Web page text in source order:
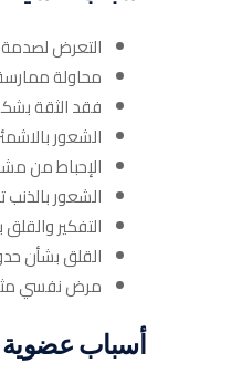
التعرض
محاولة
فقد الثقة
الشعور
الإحباط من
الشعور
التفكير
القلق بشأن
مرض نفسي
أسباب عضوية